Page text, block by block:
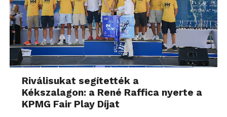
Riválisukat segítették a
Kékszalagon: a René Raffica nyerte a
KPMG Fair Play Díjat